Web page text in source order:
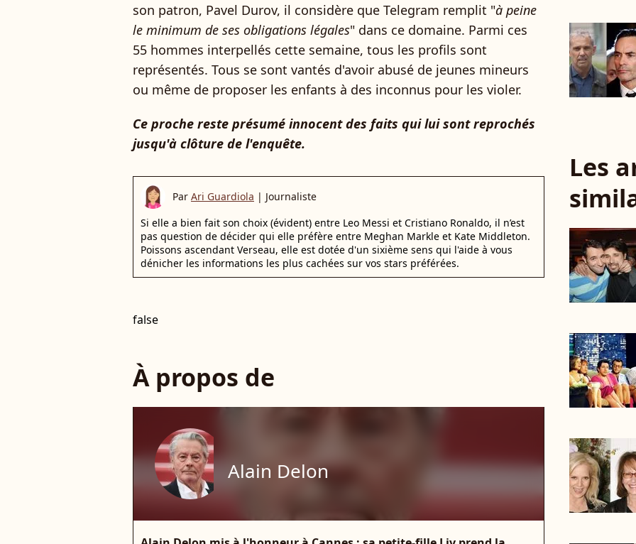
son patron, Pavel Durov, il considère que Telegram remplit "à peine
le minimum de ses obligations légales" dans ce domaine. Parmi ces
55 hommes interpellés cette semaine, tous les profils sont
représentés. Tous se sont vantés d'avoir abusé de jeunes mineurs
ou même de proposer les enfants à des inconnus pour les violer.
Ce proche reste présumé innocent des faits qui lui sont reprochés
jusqu'à clôture de l'enquête.
Par Ari Guardiola | Journaliste
Si elle a bien fait son choix (évident) entre Leo Messi et Cristiano Ronaldo, il n’est
pas question de décider qui elle préfère entre Meghan Markle et Kate Middleton.
Poissons ascendant Verseau, elle est dotée d'un sixième sens qui l'aide à vous
dénicher les informations les plus cachées sur vos stars préférées.
false
À propos de
Alain Delon
Les